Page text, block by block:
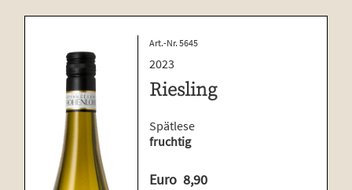
Art.-Nr. 5645
2023
Riesling
Spätlese
fruchtig
Euro 8,90